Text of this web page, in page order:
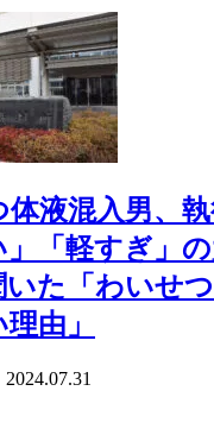
体液混入男、
」「軽すぎ」
いた「わいせ
由」
2024.07.31